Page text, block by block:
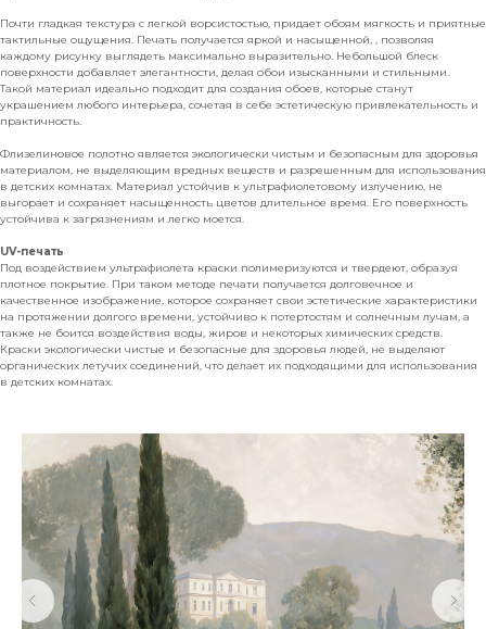
Почти гладкая текстура с легкой ворсистостью, придает обоям мягкость и приятные
тактильные ощущения. Печать получается яркой и насыщенной, , позволяя
каждому рисунку выглядеть максимально выразительно. Небольшой блеск
поверхности добавляет элегантности, делая обои изысканными и стильными.
Такой материал идеально подходит для создания обоев, которые станут
украшением любого интерьера, сочетая в себе эстетическую привлекательность и
практичность.
Флизелиновое полотно является экологически чистым и безопасным для здоровья
материалом, не выделяющим вредных веществ и разрешенным для использования
в детских комнатах. Материал устойчив к ультрафиолетовому излучению, не
выгорает и сохраняет насыщенность цветов длительное время. Его поверхность
устойчива к загрязнениям и легко моется.
UV-печать
Под воздействием ультрафиолета краски полимеризуются и твердеют, образуя
плотное покрытие. При таком методе печати получается долговечное и
качественное изображение, которое сохраняет свои эстетические характеристики
на протяжении долгого времени, устойчиво к потертостям и солнечным лучам, а
также не боится воздействия воды, жиров и некоторых химических средств.
Краски экологически чистые и безопасные для здоровья людей, не выделяют
органических летучих соединений, что делает их подходящими для использования
в детских комнатах.